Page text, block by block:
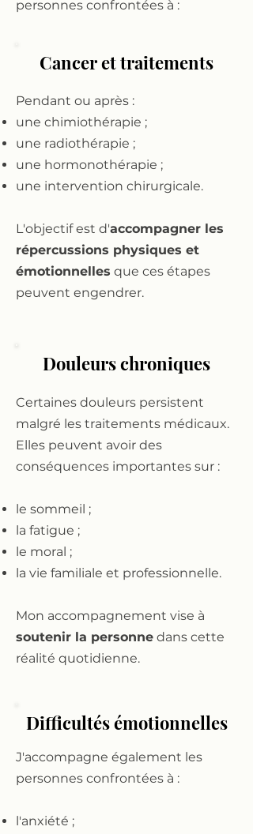
personnes confrontées à :
Cancer et traitements
Pendant ou après :
une chimiothérapie ;
une radiothérapie ;
une hormonothérapie ;
une intervention chirurgicale.
L'objectif est d'accompagner les
répercussions physiques et
émotionnelles que ces étapes
peuvent engendrer.
Douleurs chroniques
Certaines douleurs persistent
malgré les traitements médicaux.
Elles peuvent avoir des
conséquences importantes sur :
le sommeil ;
la fatigue ;
le moral ;
la vie familiale et professionnelle.
Mon accompagnement vise à
soutenir la personne dans cette
réalité quotidienne.
Difficultés émotionnelles
J'accompagne également les
personnes confrontées à :
l'anxiété ;